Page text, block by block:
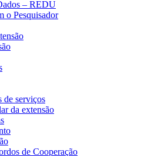
– REDU
o Pesquisador
de serviços
da extensão
de Cooperação